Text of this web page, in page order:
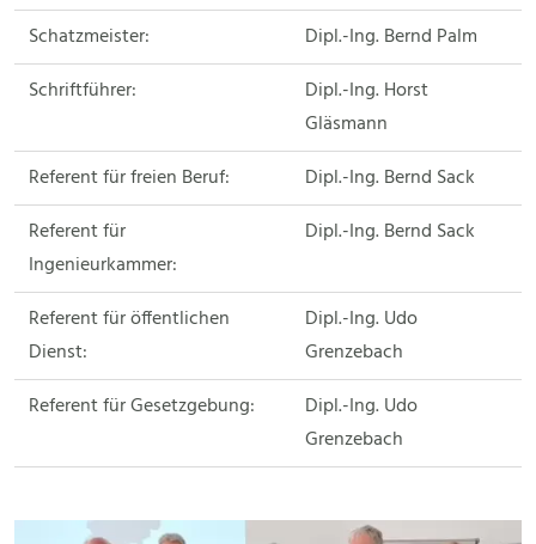
Schatzmeister:
Dipl.-Ing. Bernd Palm
Schriftführer:
Dipl.-Ing. Horst
Gläsmann
Referent für freien Beruf:
Dipl.-Ing. Bernd Sack
Referent für
Ingenieurkammer:
Dipl.-Ing. Bernd Sack
Referent für öffentlichen
Dienst:
Dipl.-Ing. Udo
Grenzebach
Referent für Gesetzgebung:
Dipl.-Ing. Udo
Grenzebach